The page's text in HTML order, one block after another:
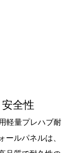
全性
軽量プレハブ耐
ルパネルは、